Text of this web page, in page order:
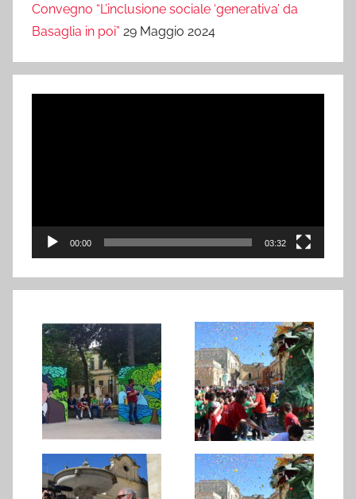
Convegno “L’inclusione sociale ‘generativa’ da
Basaglia in poi” 29 Maggio 2024
00:00 03:32